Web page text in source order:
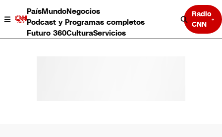
PaísMundoNegocios
Podcast y Programas completos
Futuro 360CulturaServicios
Radio
CNN